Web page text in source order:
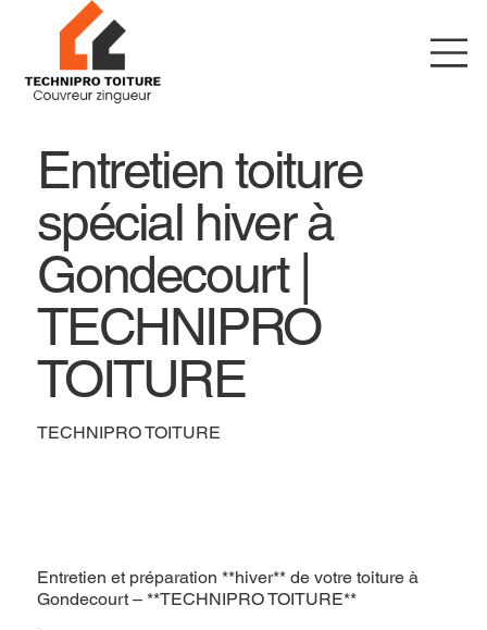
Entretien toiture
spécial hiver à
Gondecourt |
TECHNIPRO
TOITURE
TECHNIPRO TOITURE
Entretien et préparation **hiver** de votre toiture à
Gondecourt – **TECHNIPRO TOITURE**